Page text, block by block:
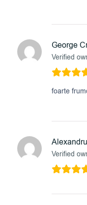
George
Verified
foarte
Alexandru
Verified